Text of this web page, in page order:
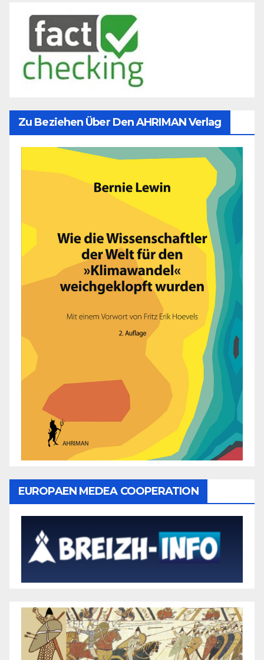
Zu Beziehen Über Den AHRIMAN Verlag
EUROPAEN MEDEA COOPERATION